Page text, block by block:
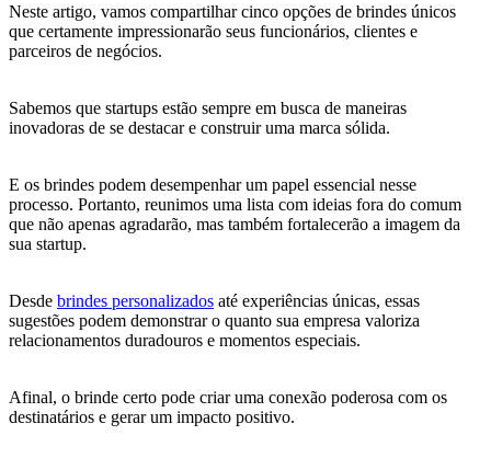
Neste artigo, vamos compartilhar cinco opções de brindes únicos
que certamente impressionarão seus funcionários, clientes e
parceiros de negócios.
Sabemos que startups estão sempre em busca de maneiras
inovadoras de se destacar e construir uma marca sólida.
E os brindes podem desempenhar um papel essencial nesse
processo. Portanto, reunimos uma lista com ideias fora do comum
que não apenas agradarão, mas também fortalecerão a imagem da
sua startup.
Desde brindes personalizados até experiências únicas, essas
sugestões podem demonstrar o quanto sua empresa valoriza
relacionamentos duradouros e momentos especiais.
Afinal, o brinde certo pode criar uma conexão poderosa com os
destinatários e gerar um impacto positivo.